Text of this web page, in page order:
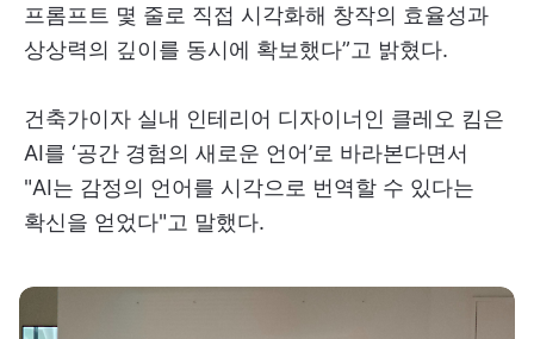
프롬프트 몇 줄로 직접 시각화해 창작의 효율성과
상상력의 깊이를 동시에 확보했다”고 밝혔다.
건축가이자 실내 인테리어 디자이너인 클레오 킴은
AI를 ‘공간 경험의 새로운 언어’로 바라본다면서
"AI는 감정의 언어를 시각으로 번역할 수 있다는
확신을 얻었다"고 말했다.